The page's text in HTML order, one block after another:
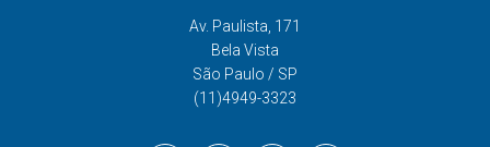
Av. Paulista, 171
Bela Vista
São Paulo / SP
(11)4949-3323